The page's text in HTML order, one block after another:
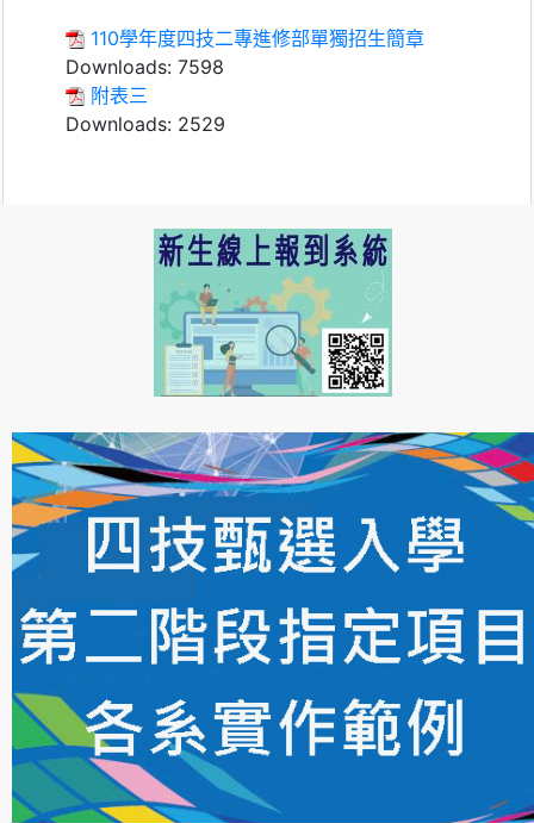
110學年度四技二專進修部單獨招生簡章
Downloads: 7598
附表三
Downloads: 2529